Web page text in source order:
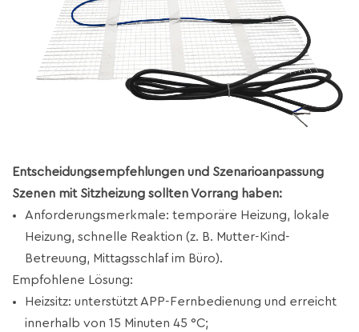
Entscheidungsempfehlungen und Szenarioanpassung
Szenen mit Sitzheizung sollten Vorrang haben:
Anforderungsmerkmale: temporäre Heizung, lokale
Heizung, schnelle Reaktion (z. B. Mutter-Kind-
Betreuung, Mittagsschlaf im Büro).
Empfohlene Lösung:
Heizsitz: unterstützt APP-Fernbedienung und erreicht
innerhalb von 15 Minuten 45 °C;